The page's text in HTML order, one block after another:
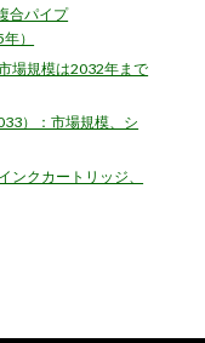
合パイプ
）
場規模は2032年まで
）：市場規模、シ
ンクカートリッジ、